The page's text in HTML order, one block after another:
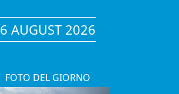
6 AUGUST 2026
FOTO DEL GIORNO